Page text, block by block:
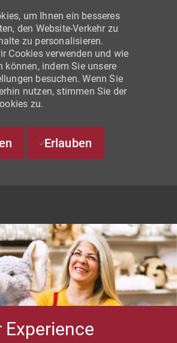
um Ihnen ein besseres
den Website-Verkehr zu
zu personalisieren.
Cookies verwenden und wie
können, indem Sie unsere
besuchen. Wenn Sie
nutzen, stimmen Sie der
zu.
Erlauben